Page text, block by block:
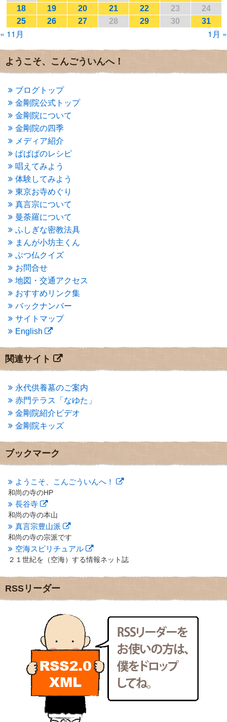
2017年1月(2)
2016年12月(4)
2016年11月(3)
2016年10月
2016年8月
2016年7月
(3)
2016年5月(3)
2016年4月
(4)
2016年3月 (4)
2016年2月 (5)
2016年1月(3)
2015年12月(6)
2015年11月 (4)
2015年10月
(4)
2015年9月(3)
2015年8月(4)
2015年7月(4)
2015年6月(3)
2015年5月(1)
2015年4月(1)
2015年3月 (3)
2015年2月(3)
2015年1月(1)
2014年12月
2014年9月(1)
2014年5月 (1)
2014年4月
2014年1月(1)
2013年11月 (4)
2013年10月
2013年8月
(7)
2013年7月
(7)
2013年5月(13)
2013年4月(1)
2013年3月 (4)
2013年2月(6)
2013年1月(6)
2012年12月(7)
2012年11月(7)
2012年10月
2012年8月
(9)
2012年7月(10)
2012年6月
2012年5月(16)
2012年4月 (16)
2012年3月(17)
2012年2月(20)
2012年1月(25)
2011年11月(28)
2011年10月(31)
2011年9月(24)
2011年7月(18)
2011年6月
2011年5月
(15)
2011年4月(17)
2011年3月(15)
2011年2月
2011年1月(22)
2010年12月(21)
2010年11月
2010年10月(13)
18 19 20 21 22 23
24
25
26 27 28 29 30 31
« 11月 1月 »
ようこそ、こんごういんへ！
ブログトップ
金剛院公式トップ
金剛院について
金剛院の四季
メディア紹介
ぱぱぱのレシピ
唱えてみよう
体験してみよう
東京お寺めぐり
真言宗について
曼荼羅について
ふしぎな密教法具
まんが小坊主くん
ぶつ仏クイズ
お問合せ
地図・交通アクセス
おすすめリンク集
バックナンバー
サイトマップ
English
関連サイト
永代供養墓のご案内
赤門テラス「なゆた」
金剛院紹介ビデオ
金剛院キッズ
ブックマーク
ようこそ、こんごういんへ！
和尚の寺のHP
長谷寺
和尚の寺の本山
真言宗豊山派
和尚の寺の宗派です
空海スピリチュアル
２１世紀を（空海）する情報ネット誌
地域のライターさんです
小豆島 圓満寺
新聞屋の道具箱
新聞社で使われる用語の解説など
makotoさんの御符内巡礼記
東京の巡礼記です
POLYHEDON
いろいろなことが書いてあるよ
bunchan
あちこち行って！
目白鍼灸院
日本人の繊細な体質にあわせた、やさしく気持ちよい鍼灸治療で
RSSリーダー